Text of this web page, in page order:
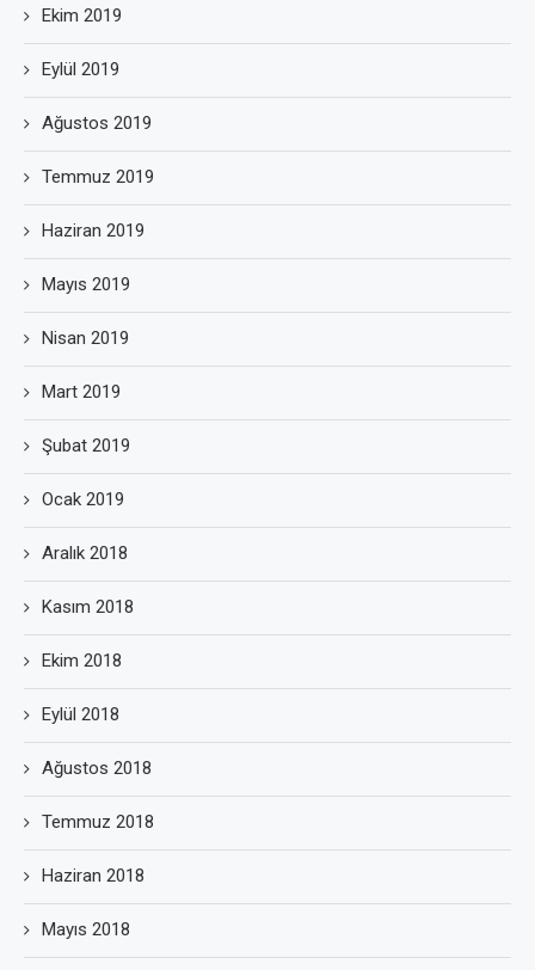
Ekim 2019
Eylül 2019
Ağustos 2019
Temmuz 2019
Haziran 2019
Mayıs 2019
Nisan 2019
Mart 2019
Şubat 2019
Ocak 2019
Aralık 2018
Kasım 2018
Ekim 2018
Eylül 2018
Ağustos 2018
Temmuz 2018
Haziran 2018
Mayıs 2018